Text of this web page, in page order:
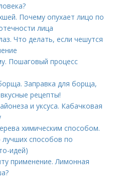
Почему опухает лицо по
лица
Что делать, если чешутся
Пошаговый процесс
Заправка для борща,
рецепты!
и уксуса. Кабачковая
химическим способом.
способов по
идей)
применение. Лимонная